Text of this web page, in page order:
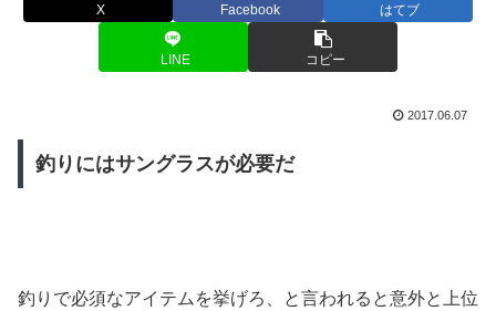
X Facebook はてブ
LINE コピー
2017.06.07
釣りにはサングラスが必要だ
釣りで必須なアイテムを挙げろ、と言われると意外と上位